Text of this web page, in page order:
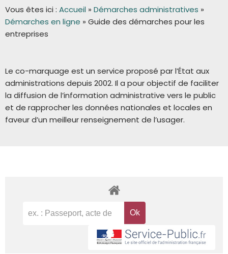
Vous êtes ici : Accueil » Démarches administratives »
Démarches en ligne » Guide des démarches pour les
entreprises
Le co-marquage est un service proposé par l’État aux
administrations depuis 2002. Il a pour objectif de faciliter
la diffusion de l’information administrative vers le public
et de rapprocher les données nationales et locales en
faveur d’un meilleur renseignement de l’usager.